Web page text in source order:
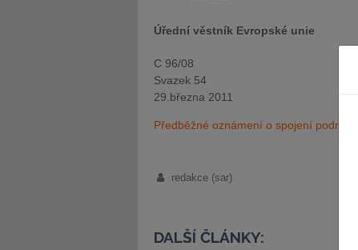
Úřední věstník Evropské unie
C 96/08
Svazek 54
29.března 2011
Předběžné oznámení o spojení podniků
redakce (sar)
DALŠÍ ČLÁNKY: